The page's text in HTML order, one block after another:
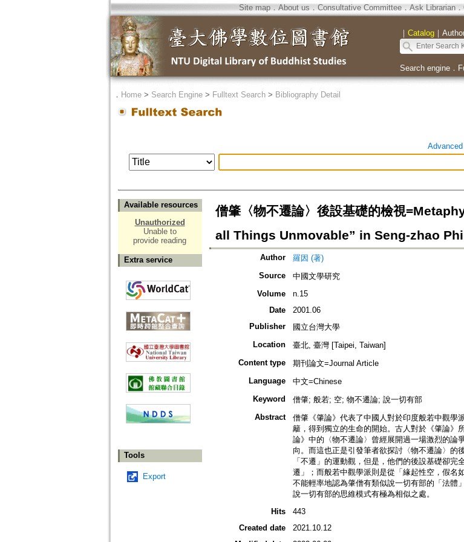
Site map．About us ． Consultative Committee． Ask Librarian．
｜ Catalog｜
Search engine．
． Home> Search Engine> Fulltext Search> Bibliography Detail
Available resources
Unauthorized
Unable to
provide reading
Extra service
Tools
Export
僧肇〈物不遷論〉後設基礎的檢視
all Things Unmovable” in Seng-zhao
Author
羅因 (著)
Source
中國文學研究
Volume
n.15
Date
2001.06
Publisher
國立台灣大學
Location
臺北, 臺灣 [Taipei, Taiwan]
Content type
期刊論文=Journal Article
Language
中文=Chinese
Keyword
僧肇; 般若; 空; 物不遷論; 說一切有部
Abstract
僧肇《肇論》代表了中國人對於印度般若中觀學
籬，得到獨立的生命的開始。古人對於《肇論》
論》中的〈物不遷論〉曾經展開過一場激烈的論
向。而這也正是引發筆者欲探討〈物不遷論〉的
「不遷」的運動觀，但是，他們的後設基礎卻
遷」；而般若中觀學派則是從「緣起性空，假名
不能輕率地認為肇僧有類似說一切有部的「法體
說一切有部的思維模式有極為相似之處。
Hits
443
Created date
2021.10.12